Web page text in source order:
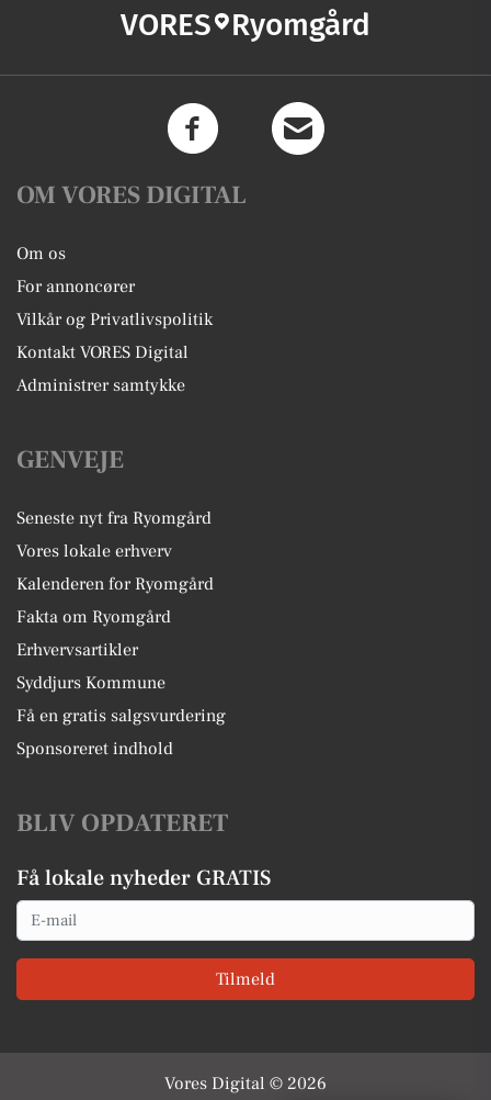
VORES Ryomgård
OM VORES DIGITAL
Om os
For annoncører
Vilkår og Privatlivspolitik
Kontakt VORES Digital
Administrer samtykke
GENVEJE
Seneste nyt fra Ryomgård
Vores lokale erhverv
Kalenderen for Ryomgård
Fakta om Ryomgård
Erhvervsartikler
Syddjurs Kommune
Få en gratis salgsvurdering
Sponsoreret indhold
BLIV OPDATERET
Få lokale nyheder GRATIS
Email
Tilmeld
Vores Digital © 2026